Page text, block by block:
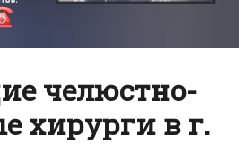
челюстно-
хирурги в г.